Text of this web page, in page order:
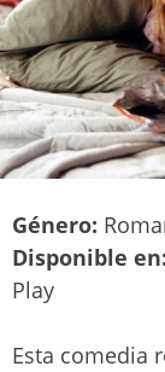
Género:
Disponible en:
Play
Esta comedia